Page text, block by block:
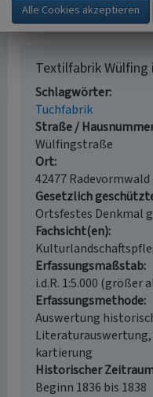
Textilfabrik Wülfing
Schlagwörter
Tuchfabrik
Straße /
Wülfingstraße
Ort
42477
Gesetzlich
Ortsfestes Denkmal
Fachsicht(en)
Erfassungsmaßstab
i.d.R. 1:5.000 (größer
Erfassungsmethode
Auswertung
kartierung
Historischer
Beginn 1836 bis 1838